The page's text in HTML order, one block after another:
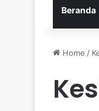
Beranda
Home /